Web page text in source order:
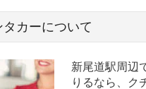
カーについて
新尾道駅周辺
りるなら、ク